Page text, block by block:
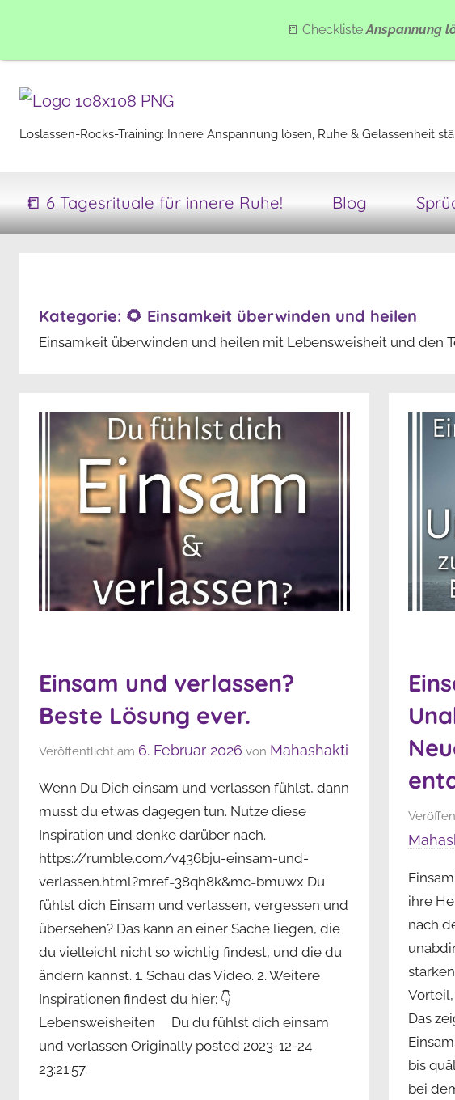
Inhalt
springen
Loslassen-
Rocks-
Loslassen-Rocks-Training: Innere Anspannung lösen, Ruhe & Gelassenheit
📒 6 Tagesrituale für innere Ruhe! Blog
Kategorie: 🌻 Einsamkeit überwinden und heilen
Einsamkeit überwinden und heilen mit Lebensweisheit und den
Einsam und verlassen?
Beste Lösung ever.
Veröffentlicht am 6. Februar 2026 von Mahashakti
Wenn Du Dich einsam und verlassen fühlst, dann
musst du etwas dagegen tun. Nutze diese
Inspiration und denke darüber nach.
https://rumble.com/v436bju-einsam-und-
verlassen.html?mref=38qh8k&mc=bmuwx Du
fühlst dich Einsam und verlassen, vergessen und
übersehen? Das kann an einer Sache liegen, die
du vielleicht nicht so wichtig findest, und die du
ändern kannst. 1. Schau das Video. 2. Weitere
Inspirationen findest du hier: 👇
Lebensweisheiten Du du fühlst dich einsam
und verlassen Originally posted 2023-12-24
23:21:57.
ihre
nach
Das
bis
bei
📒 ChecklisteAnspannung